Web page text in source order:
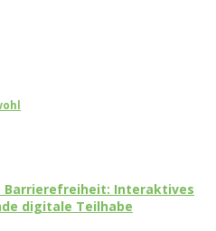
Barrierefreiheit: Interaktives
digitale Teilhabe